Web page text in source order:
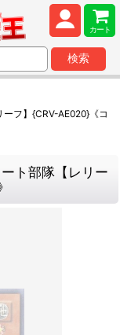
カート
検索
フ】{CRV-AE020}《コ
ト部隊【レリー